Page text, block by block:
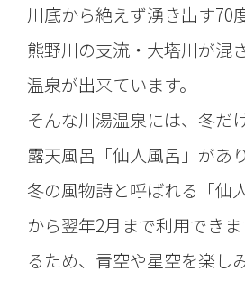
川底から絶えず湧き出す70
熊野川の支流・大塔川が混
温泉が出来ています。
そんな川湯温泉には、冬だ
露天風呂「仙人風呂」があり
冬の風物詩と呼ばれる「仙
から翌年2月まで利用でき
るため、青空や星空を楽し